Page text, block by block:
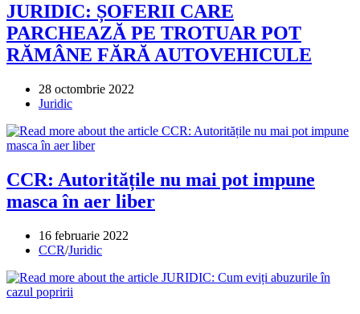
JURIDIC: ȘOFERII CARE
PARCHEAZĂ PE TROTUAR POT
RĂMÂNE FĂRĂ AUTOVEHICULE
Post
published:
28 octombrie 2022
Post
Juridic
CCR: Autoritățile nu mai pot impune
masca în aer liber
Post
published:
16 februarie 2022
Post
CCR/Juridic